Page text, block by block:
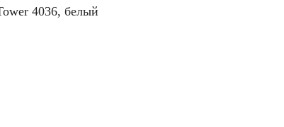
4036, белый